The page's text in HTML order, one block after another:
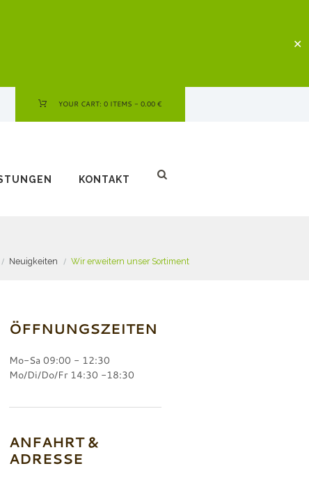
✕
YOUR CART: 0 ITEMS -0.00 €
KONTAKT
Neuigkeiten Wir erweitern unser Sortiment
ÖFFNUNGSZEITEN
Mo-Sa 09:00 - 12:30
Mo/Di/Do/Fr 14:30 -18:30
ANFAHRT &
ADRESSE